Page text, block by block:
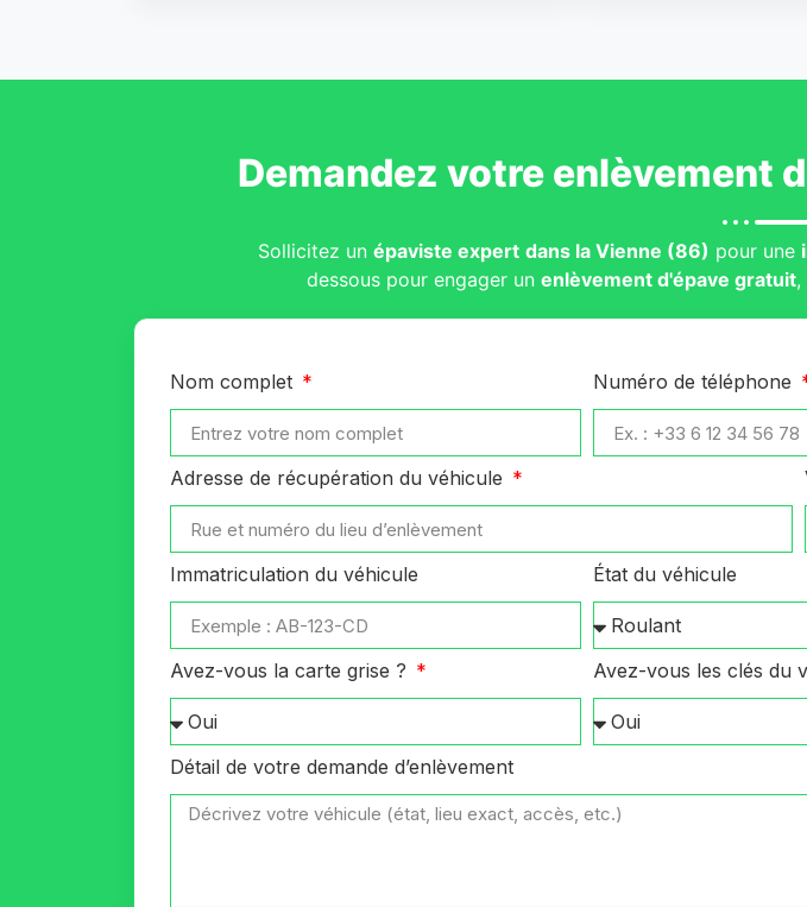
Demandez votre enlèvement
Sollicitez un épaviste expert dans la Vienne (86) pour une
dessous pour engager un enlèvement d'épave gratuit,
Nom complet Numéro de téléphone
Adresse de récupération du véhicule
Immatriculation du véhicule État du véhicule
Avez-vous la carte grise ? Avez-vous les clés du
Détail de votre demande d’enlèvement